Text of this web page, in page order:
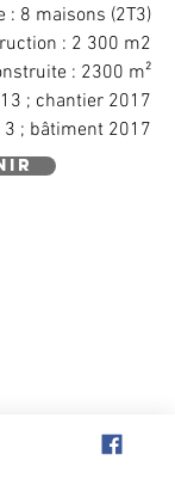
: 8 maisons (2T3)
: 2 300 m2
: 2300 m²
; chantier 2017
; bâtiment 2017